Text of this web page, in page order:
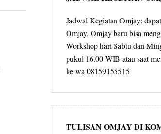
Jadwal Kegiatan Omjay:
Omjay. Omjay baru bisa
Workshop hari Sabtu dan
pukul 16.00 WIB atau saat
ke wa 08159155515
TULISAN OMJAY DI